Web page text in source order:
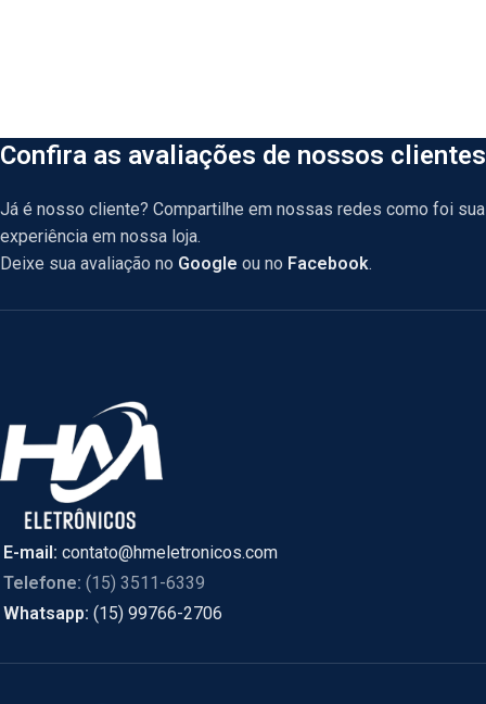
Confira as avaliações de nossos clientes
Já é nosso cliente? Compartilhe em nossas redes como foi sua
experiência em nossa loja.
Deixe sua avaliação no Google ou no Facebook.
E-mail: contato@hmeletronicos.com
Telefone: (15) 3511-6339
Whatsapp: (15) 99766-2706